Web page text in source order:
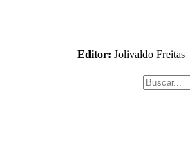
Editor: Jolivaldo Freitas